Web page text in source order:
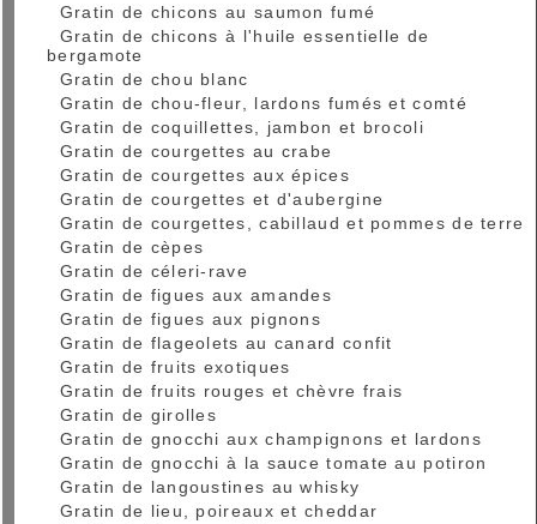
Gratin de chicons au saumon fumé
Gratin de chicons à l'huile essentielle de
bergamote
Gratin de chou blanc
Gratin de chou-fleur, lardons fumés et comté
Gratin de coquillettes, jambon et brocoli
Gratin de courgettes au crabe
Gratin de courgettes aux épices
Gratin de courgettes et d'aubergine
Gratin de courgettes, cabillaud et pommes de terre
Gratin de cèpes
Gratin de céleri-rave
Gratin de figues aux amandes
Gratin de figues aux pignons
Gratin de flageolets au canard confit
Gratin de fruits exotiques
Gratin de fruits rouges et chèvre frais
Gratin de girolles
Gratin de gnocchi aux champignons et lardons
Gratin de gnocchi à la sauce tomate au potiron
Gratin de langoustines au whisky
Gratin de lieu, poireaux et cheddar